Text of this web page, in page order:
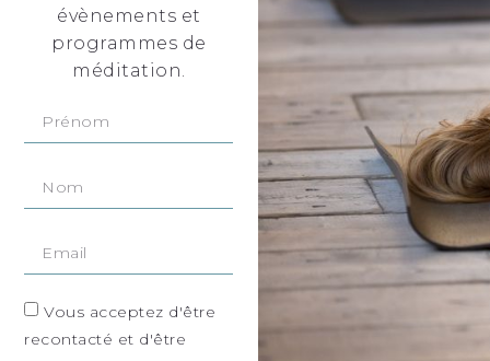
évènements et
programmes de
méditation.
Vous acceptez d'être
recontacté et d'être